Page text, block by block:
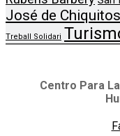
José de Chiquitos
Treball Solidari
Centro Para